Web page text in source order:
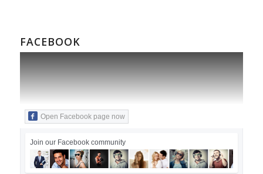
FACEBOOK
Open Facebook page now
Join our Facebook community